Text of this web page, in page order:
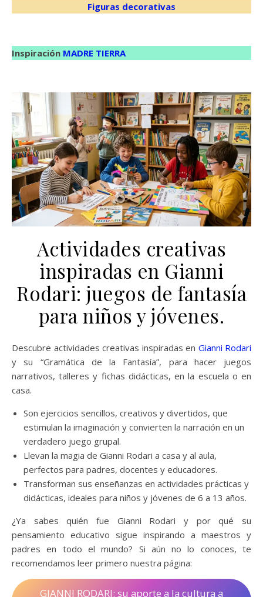
Figuras decorativas
Inspiración MADRE TIERRA
Actividades creativas
inspiradas en Gianni
Rodari: juegos de fantasía
para niños y jóvenes.
Descubre actividades creativas inspiradas en Gianni Rodari
y su “Gramática de la Fantasía”, para hacer juegos
narrativos, talleres y fichas didácticas, en la escuela o en
casa.
Son ejercicios sencillos, creativos y divertidos, que
estimulan la imaginación y convierten la narración en un
verdadero juego grupal.
Llevan la magia de Gianni Rodari a casa y al aula,
perfectos para padres, docentes y educadores.
Transforman sus enseñanzas en actividades prácticas y
didácticas, ideales para niños y jóvenes de 6 a 13 años.
¿Ya sabes quién fue Gianni Rodari y por qué su
pensamiento educativo sigue inspirando a maestros y
padres en todo el mundo? Si aún no lo conoces, te
recomendamos leer primero nuestra página:
GIANNI RODARI: su aporte a la cultura a